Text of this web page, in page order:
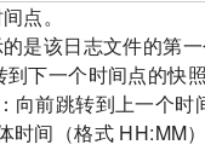
点。
是该日志文件的第一
下一个时间点的快照
向前跳转到上一个时
时间（格式 HH:MM